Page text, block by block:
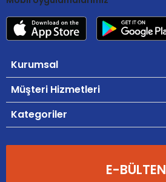
Kurumsal
Müşteri Hizmetleri
Kategoriler
E-BÜLTEN